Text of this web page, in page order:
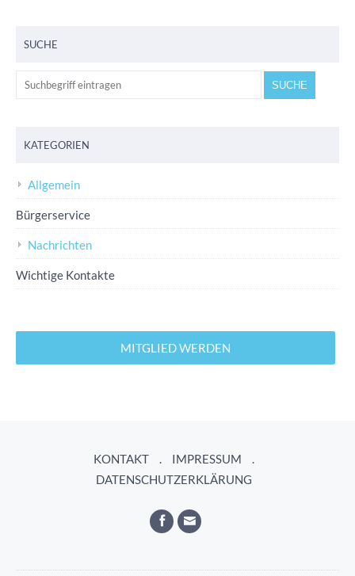
SUCHE
KATEGORIEN
Allgemein
Bürgerservice
Nachrichten
Wichtige Kontakte
MITGLIED WERDEN
KONTAKT
IMPRESSUM
DATENSCHUTZERKLÄRUNG